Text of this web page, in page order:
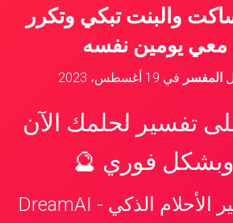
والبنت تبكي وتكرر
معي يومين نفسه
المفسر في 19 أغسطس، 2023
تفسير لحلمك الآن
وبشكل فوري 🔮
📱 تطبيق تفسير الأحلام الذكي - DreamAI